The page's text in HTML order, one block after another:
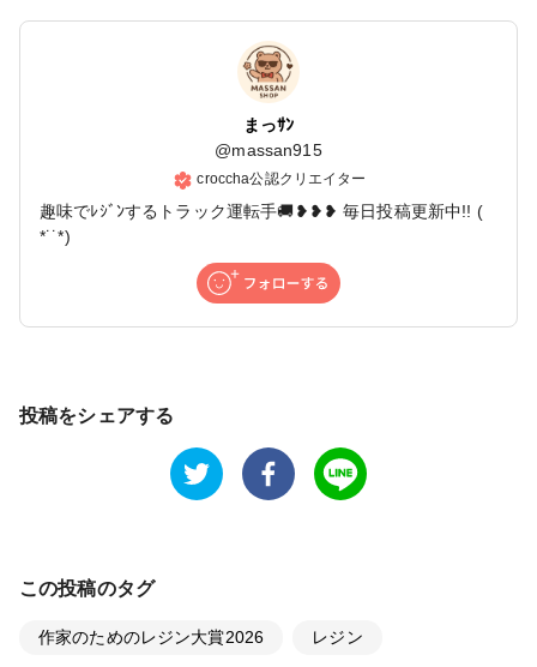
まっｻﾝ
@massan915
croccha公認クリエイター
趣味でﾚｼﾞﾝするトラック運転手🚚❥❥❥ 毎日投稿更新中!! (
*˙˙*)
投稿をシェアする
この投稿のタグ
作家のためのレジン大賞2026 レジン